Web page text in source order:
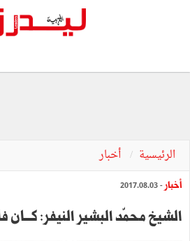
الرئيسية أخبار
أخبار - 2017.08.03
الشيخ محمّد البشير النيفر: